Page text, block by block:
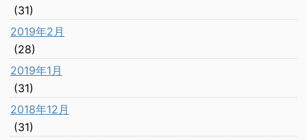
(31)
2019年2月
(28)
2019年1月
(31)
2018年12月
(31)